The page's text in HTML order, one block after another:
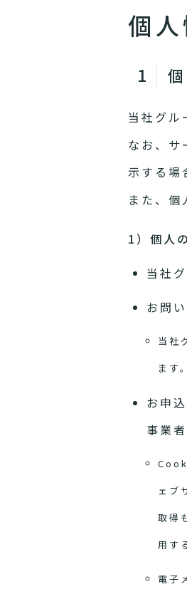
個
当社グル
なお、サ
示する場
また、個
1）個人
当社
お問
当社
ます。
お申
事業
ェブ
取得
用す
電子